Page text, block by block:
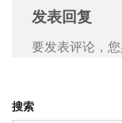
发表回复
要发表评论，
搜索